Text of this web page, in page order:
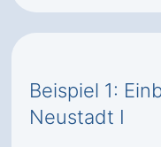
Beispiel 1:
Neustadt I